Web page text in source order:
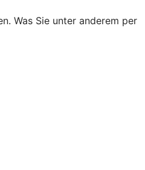
Was Sie unter anderem per